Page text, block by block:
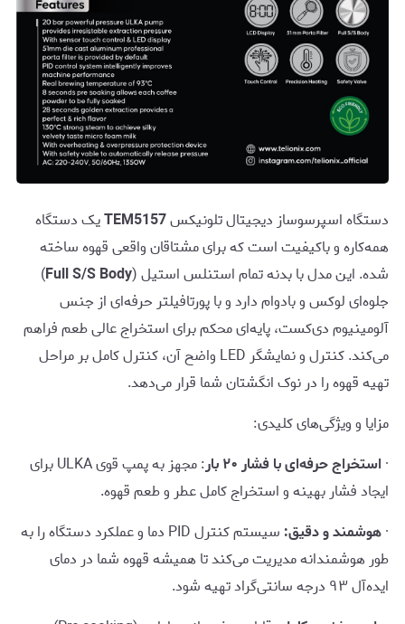
دستگاه اسپرسوساز دیجیتال تلونیکسTEM5157یک دستگاه
همه‌کاره و باکیفیت است که برای مشتاقان واقعی قهوه ساخته
شده. این مدل با بدنه تمام استنلس استیل (Full S/S Body
)
جلوه‌ای لوکس و بادوام دارد و با پورتافیلتر حرفه‌ای از جنس
آلومینیوم دی‌کست، پایه‌ای محکم برای استخراج عالی طعم فراهم
می‌کند. کنترل و نمایشگر LED واضح آن، کنترل کامل بر مراحل
تهیه قهوه را در نوک انگشتان شما قرار می‌دهد.
مزایا و ویژگی‌های کلیدی:
· استخراج حرفه‌ای با فشار ۲۰ بار
: مجهز به پمپ قوی ULKA برای
ایجاد فشار بهینه و استخراج کامل عطر و طعم قهوه.
·هوشمند و دقیق:
سیستم کنترل PID دما و عملکرد دستگاه را به
طور هوشمندانه مدیریت می‌کند تا همیشه قهوه شما در دمای
ایده‌آل ۹۳ درجه سانتی‌گراد تهیه شود.